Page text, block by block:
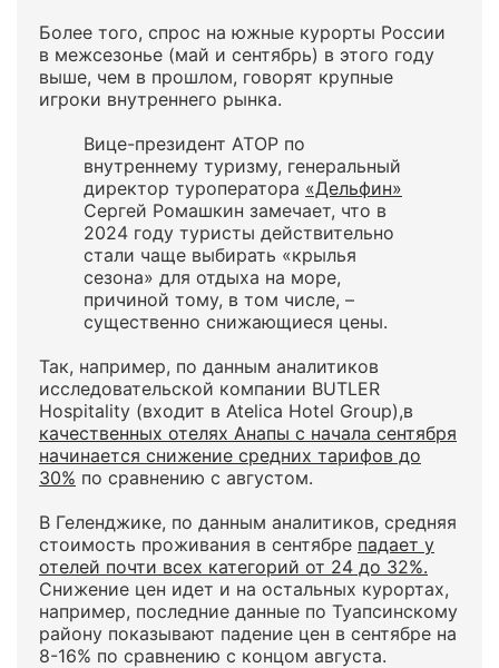
Более того, спрос на южные курорты России
в межсезонье (май и сентябрь) в этого году
выше, чем в прошлом, говорят крупные
игроки внутреннего рынка.
Вице-президент АТОР по
внутреннему туризму, генеральный
директор туроператора «Дельфин»
Сергей Ромашкин замечает, что в
2024 году туристы действительно
стали чаще выбирать «крылья
сезона» для отдыха на море,
причиной тому, в том числе, –
существенно снижающиеся цены.
Так, например, по данным аналитиков
исследовательской компании BUTLER
Hospitality (входит в Atelica Hotel Group),в
качественных отелях Анапы с начала сентября
начинается снижение средних тарифов до
30% по сравнению с августом.
В Геленджике, по данным аналитиков, средняя
стоимость проживания в сентябре падает у
отелей почти всех категорий от 24 до 32%.
Снижение цен идет и на остальных курортах,
например, последние данные по Туапсинскому
району показывают падение цен в сентябре на
8-16% по сравнению с концом августа.